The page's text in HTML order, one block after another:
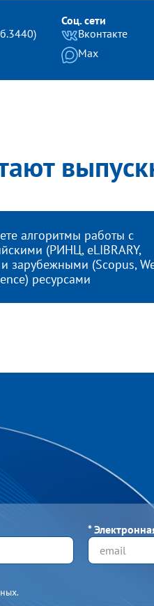
Соц. сети
Вконтакте
Max
алгоритмы работы с
(РИНЦ, eLIBRARY,
и зарубежными (Scopus,
ресурсами
*